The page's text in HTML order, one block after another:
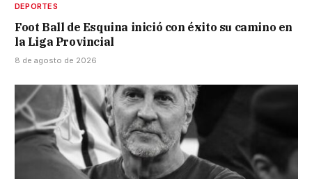
DEPORTES
Foot Ball de Esquina inició con éxito su camino en
la Liga Provincial
8 de agosto de 2026